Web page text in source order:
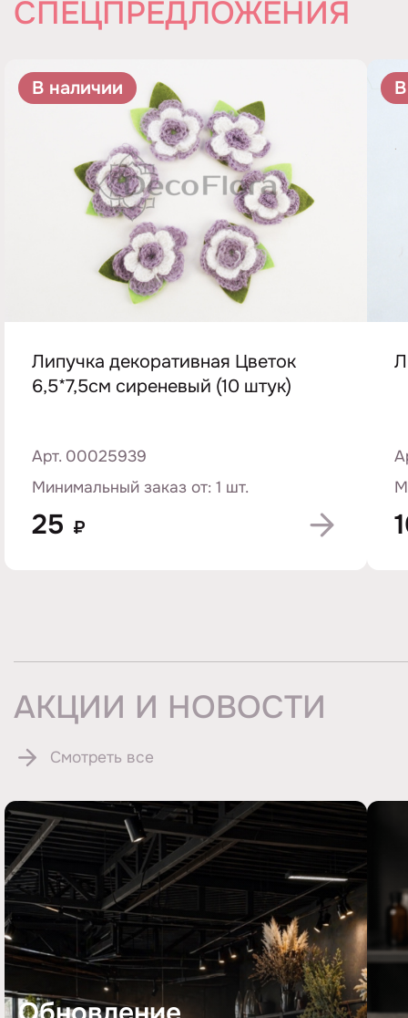
СПЕЦПРЕДЛОЖЕНИЯ
В наличии
Липучка декоративная Цветок
6,5*7,5см сиреневый (10 штук)
Арт. 00025939
Минимальный заказ от: 1 шт.
25 ₽
АКЦИИ И НОВОСТИ
Смотреть все